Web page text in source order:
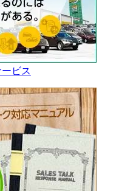
ビス